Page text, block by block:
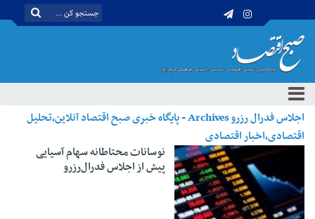
اجلاس فدرال رزرو Archives - پایگاه خبری صبح اقتصاد آنلاین،تحلیل
اقتصادی،اخبار اقتصادی
نوسانات محتاطانه سهام آسیایی
پیش از اجلاس فدرال‌رزرو